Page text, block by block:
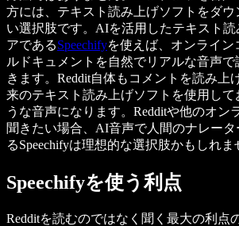
方には、テキスト読み上げソフトをダウ
い選択肢です。AIを活用したテキスト読
アであるSpeechifyを使えば、オンライン
ルドキュメントを自然でリアルな音声
きます。Reddit自体もコメントを読み上
来のテキスト読み上げソフトを使用して
うな音声になります。Redditや他のオン
聞きたい場合、AI音声で人間のナレータ
るSpeechifyは理想的な選択肢かもしれま
Speechifyを使う利点
Redditを読むのではなく聞く最大の利点